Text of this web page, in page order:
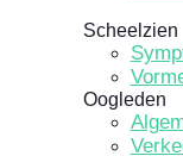
Scheelzien
Oogleden